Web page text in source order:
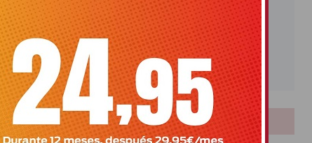
de la
para
LOTERIAS